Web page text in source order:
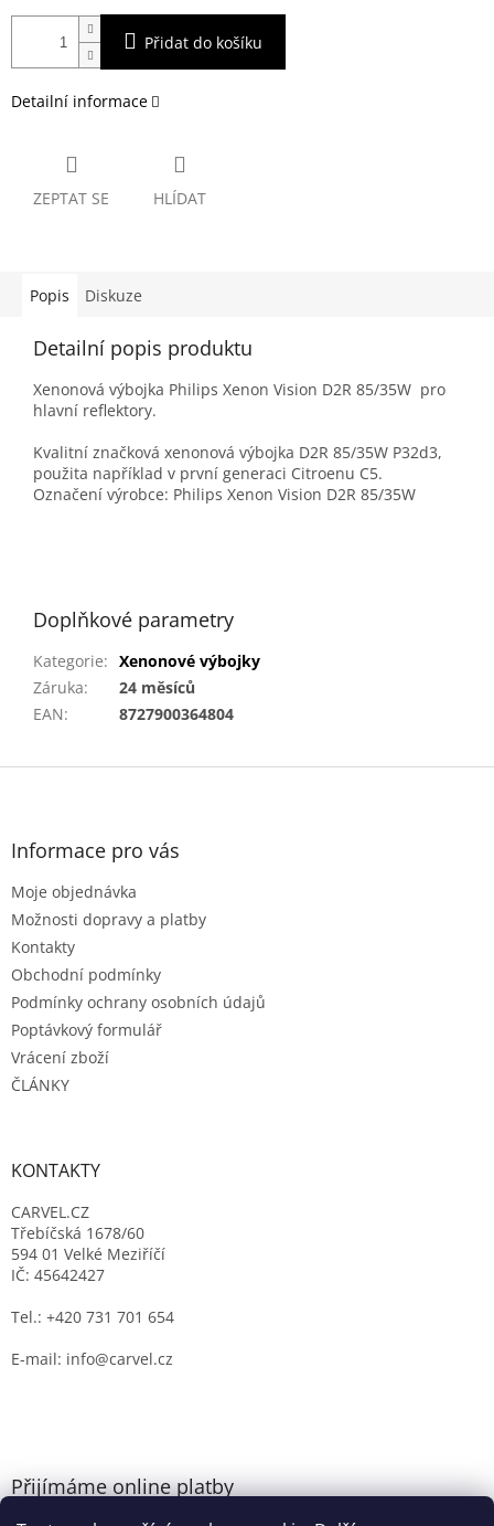
Přidat do košíku
Detailní informace
ZEPTAT SE HLÍDAT
Popis Diskuze
Detailní popis produktu
Xenonová výbojka Philips Xenon Vision D2R 85/35W pro
hlavní reflektory.
Kvalitní značková xenonová výbojka D2R 85/35W P32d3,
použita například v první generaci Citroenu C5.
Označení výrobce: Philips Xenon Vision D2R 85/35W
Doplňkové parametry
Kategorie: Xenonové výbojky
Záruka:
24 měsíců
EAN: 8727900364804
Z
Informace pro vás
Moje objednávka
Možnosti dopravy a platby
Kontakty
Obchodní podmínky
Podmínky ochrany osobních údajů
Poptávkový formulář
Vrácení zboží
ČLÁNKY
KONTAKTY
CARVEL.CZ
Třebíčská 1678/60
594 01 Velké Meziříčí
IČ: 45642427
Tel.: +420 731 701 654
E-mail: info@carvel.cz
Přijímáme online platby